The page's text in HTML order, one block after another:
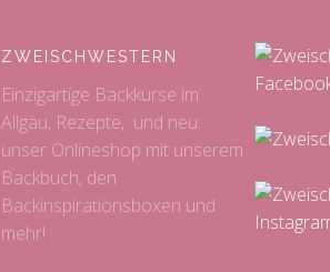
ZWEISCHWESTERN
Einzigartige Backkurse im
Allgäu, Rezepte, und neu:
unser Onlineshop mit unserem
Backbuch, den
Backinspirationsboxen und
mehr!